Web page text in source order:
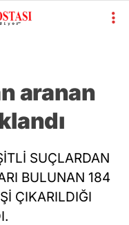
aranan
SUÇLARDAN
BULUNAN 184
ÇIKARILDIĞI